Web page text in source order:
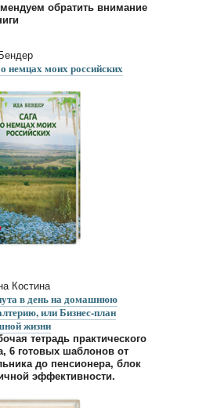
обратить внимание
немцах моих российских
Костина
в день на домашнюю
или Бизнес-план
жизни
тетрадь практического
6 готовых шаблонов от
до пенсионера, блок
эффективности.